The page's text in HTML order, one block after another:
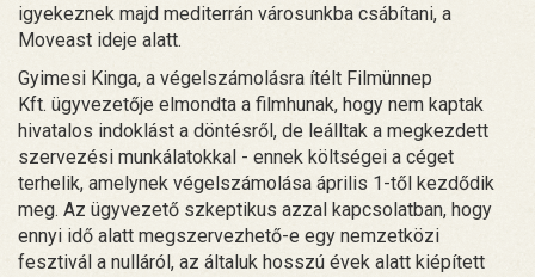
igyekeznek majd mediterrán városunkba csábítani, a
Moveast ideje alatt.
Gyimesi Kinga, a végelszámolásra ítélt Filmünnep
Kft. ügyvezetője elmondta a filmhunak, hogy nem kaptak
hivatalos indoklást a döntésről, de leálltak a megkezdett
szervezési munkálatokkal - ennek költségei a céget
terhelik, amelynek végelszámolása április 1-től kezdődik
meg. Az ügyvezető szkeptikus azzal kapcsolatban, hogy
ennyi idő alatt megszervezhető-e egy nemzetközi
fesztivál a nulláról, az általuk hosszú évek alatt kiépített